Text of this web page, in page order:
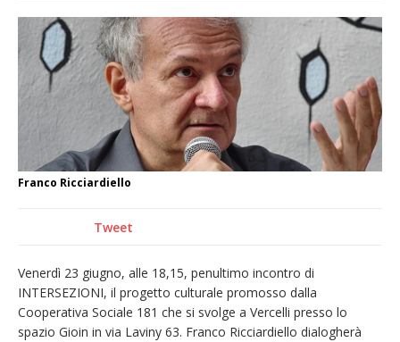
carnevale di Santhià. La soddisfazione della
Pro Loco
Il Piemonte ha avviato la richiesta di calamità
naturale per la siccità estrema e gli incendi
Dieci anni fa l’ingresso a Vercelli
dell’arcivescovo mons. Marco Arnolfo
Franco Ricciardiello
Tweet
Venerdì 23 giugno, alle 18,15, penultimo incontro di
INTERSEZIONI, il progetto culturale promosso dalla
Cooperativa Sociale 181 che si svolge a Vercelli presso lo
spazio Gioin in via Laviny 63. Franco Ricciardiello dialogherà